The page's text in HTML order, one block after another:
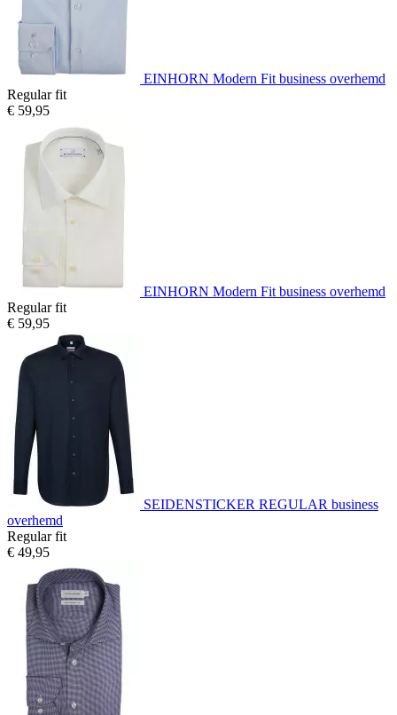
EINHORN Modern Fit business overhemd
Regular fit
€ 59,95
EINHORN Modern Fit business overhemd
Regular fit
€ 59,95
SEIDENSTICKER REGULAR business
overhemd
Regular fit
€ 49,95